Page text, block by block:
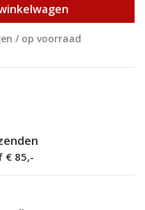
/ op voorraad
€ 85,-